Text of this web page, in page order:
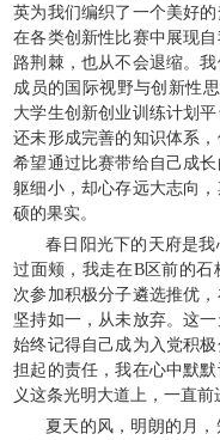
英为我们编织了一个美好
在各类创新性比赛中展现
路荆棘，也从不会退缩。
成员的国际视野与创新性
大学生创新创业训练计划
还未形成完善的知识体系
希望通过比赛带给自己成
躯细小，却心存远大志向
硕的果实。
春日阳光下的天府是
过面颊，我走在B区前的
次参加积极分子遴选推优
坚持如一，从未放弃。这
始终记得自己成为入党积
担起的责任，我在心中默
义这条光明大道上，一直前
夏天的风，明朗的月